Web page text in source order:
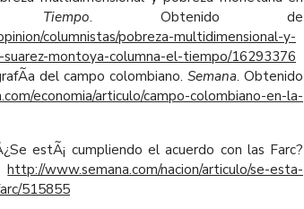
. Obtenido de
columnistas/pobreza-multidimensional-y-
montoya-columna-el-tiempo/16293376
del campo colombiano.Semana. Obtenido
economia/articulo/campo-colombiano-en-la-
estÃ¡ cumpliendo el acuerdo con las Farc?
http://www.semana.com/nacion/articulo/se-esta-
515855